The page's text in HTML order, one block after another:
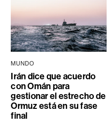
MUNDO
Irán dice que acuerdo
con Omán para
gestionar el estrecho de
Ormuz está en su fase
final